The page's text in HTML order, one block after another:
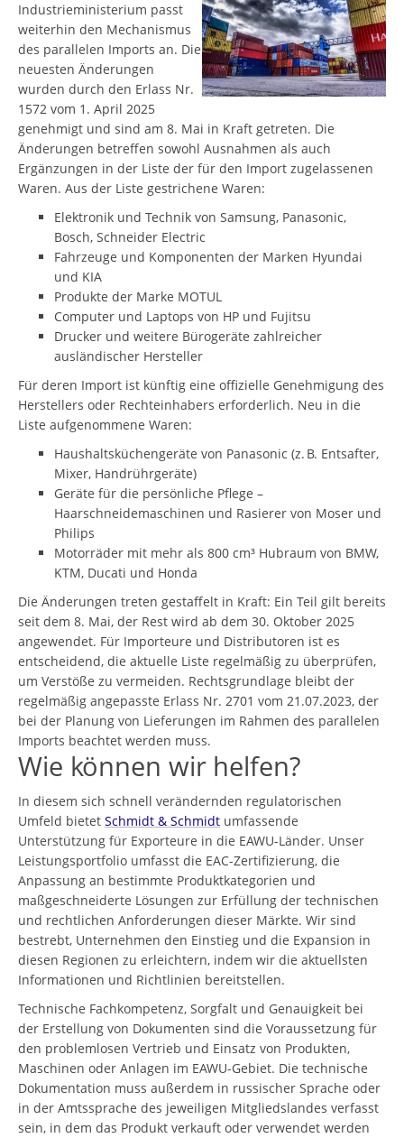
Industrieministerium passt
weiterhin den Mechanismus
des parallelen Imports an. Die
neuesten Änderungen
wurden durch den Erlass Nr.
1572 vom 1. April 2025
genehmigt und sind am 8. Mai in Kraft getreten. Die
Änderungen betreffen sowohl Ausnahmen als auch
Ergänzungen in der Liste der für den Import zugelassenen
Waren. Aus der Liste gestrichene Waren:
Elektronik und Technik von Samsung, Panasonic,
Bosch, Schneider Electric
Fahrzeuge und Komponenten der Marken Hyundai
und KIA
Produkte der Marke MOTUL
Computer und Laptops von HP und Fujitsu
Drucker und weitere Bürogeräte zahlreicher
ausländischer Hersteller
Für deren Import ist künftig eine offizielle Genehmigung des
Herstellers oder Rechteinhabers erforderlich. Neu in die
Liste aufgenommene Waren:
Haushaltsküchengeräte von Panasonic (z. B. Entsafter,
Mixer, Handrührgeräte)
Geräte für die persönliche Pflege –
Haarschneidemaschinen und Rasierer von Moser und
Philips
Motorräder mit mehr als 800 cm³ Hubraum von BMW,
KTM, Ducati und Honda
Die Änderungen treten gestaffelt in Kraft: Ein Teil gilt bereits
seit dem 8. Mai, der Rest wird ab dem 30. Oktober 2025
angewendet. Für Importeure und Distributoren ist es
entscheidend, die aktuelle Liste regelmäßig zu überprüfen,
um Verstöße zu vermeiden. Rechtsgrundlage bleibt der
regelmäßig angepasste Erlass Nr. 2701 vom 21.07.2023, der
bei der Planung von Lieferungen im Rahmen des parallelen
Imports beachtet werden muss.
Wie können wir helfen?
In diesem sich schnell verändernden regulatorischen
Umfeld bietet Schmidt & Schmidt umfassende
Unterstützung für Exporteure in die EAWU-Länder. Unser
Leistungsportfolio umfasst die EAC-Zertifizierung, die
Anpassung an bestimmte Produktkategorien und
maßgeschneiderte Lösungen zur Erfüllung der technischen
und rechtlichen Anforderungen dieser Märkte. Wir sind
bestrebt, Unternehmen den Einstieg und die Expansion in
diesen Regionen zu erleichtern, indem wir die aktuellsten
Informationen und Richtlinien bereitstellen.
Technische Fachkompetenz, Sorgfalt und Genauigkeit bei
der Erstellung von Dokumenten sind die Voraussetzung für
den problemlosen Vertrieb und Einsatz von Produkten,
Maschinen oder Anlagen im EAWU-Gebiet. Die technische
Dokumentation muss außerdem in russischer Sprache oder
in der Amtssprache des jeweiligen Mitgliedslandes verfasst
sein, in dem das Produkt verkauft oder verwendet werden